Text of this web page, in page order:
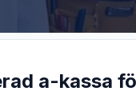
a-kassa